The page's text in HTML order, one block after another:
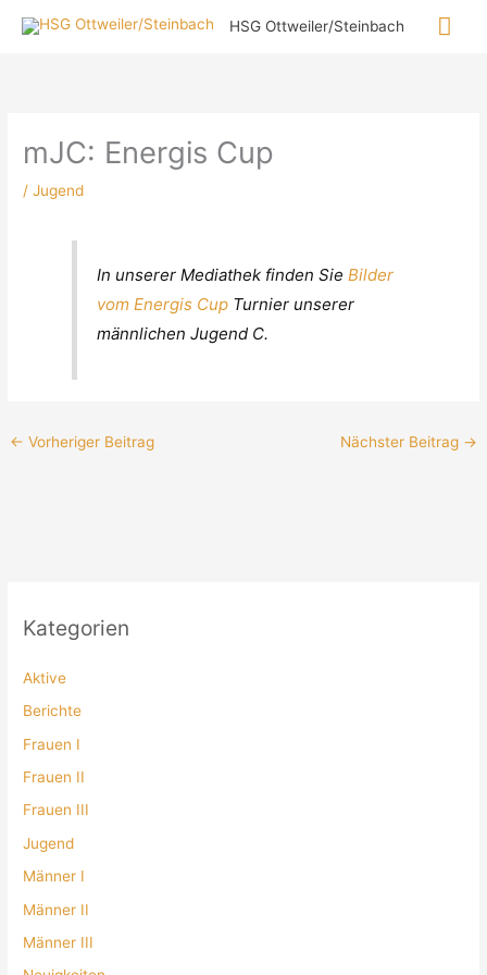
Inhalt
HSG Ottweiler/Steinbach
Kategorien
Aktive
Berichte
Frauen I
Frauen II
Frauen III
Jugend
Männer I
Männer II
Männer III
mJC: Energis Cup
/Jugend
In unserer Mediathek finden SieBilder
vom Energis Cup Turnier unserer
männlichen Jugend C.
← Vorheriger Beitrag Nächster Beitrag →